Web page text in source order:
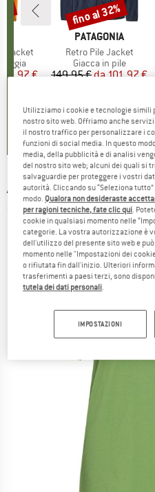
Jacket
ridotto
€
)
MARCHIO
PATAGONIA
Articolo
Retro Pile Jacket
Gruppo di prodotti
Giacca in pile
Prezzo
149,95 € Prezzo
da 101,97 €
4,6(71)
Sconto
fino al 32%
ADIDAS -Women's
(0)
Utilizziamo i cookie e tecnologie simili
nostro sito web. Offriamo anche
il nostro traffico per personalizzare i
funzioni di social media. In questo
media, della pubblicità e di analisi
del nostro sito web; alcuni dei quali si
salvaguardie per proteggere i vostri
autorità. Cliccando su “Seleziona
modo. Qualora non desideraste
per ragioni tecniche, fate clic qui.
cookie in qualsiasi momento nelle
categorie. La vostra autorizzazione è
dell'utilizzo del presente sito web e
momento nelle "Impostazioni dei
o rifiutata fin dall'inizio. Ulteriori
trasferimenti a paesi terzi, sono
tutela dei dati personali.
IMPOSTAZIONI